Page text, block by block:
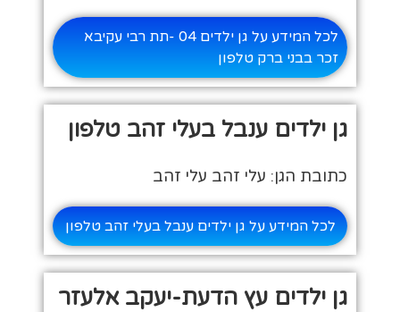
לכל המידע על גן ילדים 04 -תת רבי עקיבא
זכר בבני ברק טלפון
גן ילדים ענבל בעלי זהב טלפון
כתובת הגן: עלי זהב עלי זהב
לכל המידע על גן ילדים ענבל בעלי זהב טלפון
גן ילדים עץ הדעת-יעקב אלעזר